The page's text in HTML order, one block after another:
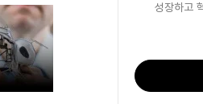
성장하고